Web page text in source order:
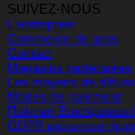
SUIVEZ-NOUS
L'entreprise
Commerce de gros
Contact
Magasins partenaires
Les moyens de
Modes de paiement
Πολιτική
GDPR μέσω